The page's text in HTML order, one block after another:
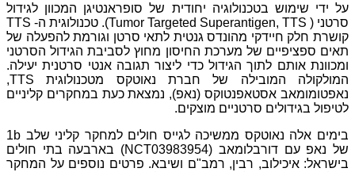
על ידי שימוש בטכנולוגיה יחודית של סופראנטיגן המכוון לגידול
סרטני ( Tumor Targeted Superantigen, TTS). טכנולוגית ה- TTS
קושרת חלק חיידקי מהונדס גנטית לתאי סרטן וגורמת להפעלה של
תאים ספציפיים של מערכת החיסון מחוץ לסביבת הגידול הסרטני
ומכוונת אותם לתוך הגידול כדי ליצור תגובה אנטי סרטנית יעילה.
המולקולה המובילה של חברת נאוטקס מטכנולוגית TTS
,
נאפטומומאב אסטאפנטוקס (נאפ), נמצאת כעת במחקרים קליניים
לטיפול בגידולים סרטניים מוצקים.
בימים אלה נאוטקס ממשיכה לגייס חולים למחקר קליני שלב 1b
של נאפ עם דורבלומאב ((NCT03983954 בארבעה בתי חולים
בישראל: איכילוב, רבין, רמב"ם ושיבא. פרטים נוספים על המחקר